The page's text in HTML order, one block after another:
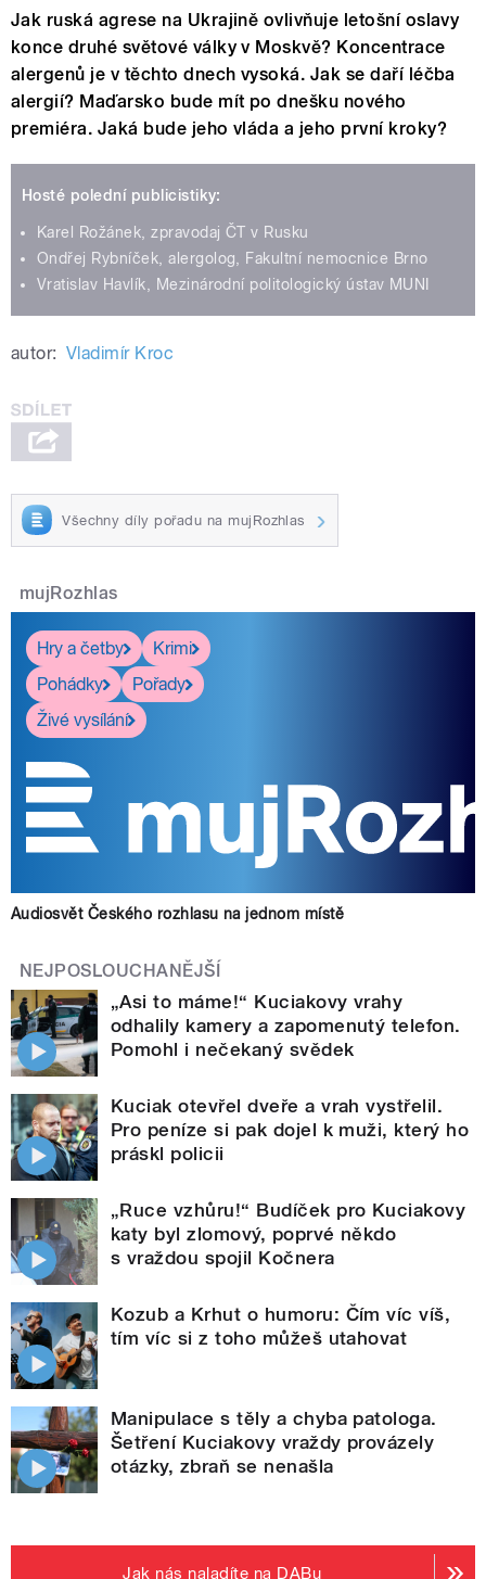
Jak ruská agrese na Ukrajině ovlivňuje letošní oslavy
konce druhé světové války v Moskvě? Koncentrace
alergenů je v těchto dnech vysoká. Jak se daří léčba
alergií? Maďarsko bude mít po dnešku nového
premiéra. Jaká bude jeho vláda a jeho první kroky?
Hosté polední publicistiky:
Karel Rožánek, zpravodaj ČT v Rusku
Ondřej Rybníček, alergolog, Fakultní nemocnice Brno
Vratislav Havlík, Mezinárodní politologický ústav MUNI
autor: Vladimír Kroc
Všechny díly pořadu na mujRozhlas
mujRozhlas
Hry a četby
Krimi
Pohádky
Pořady
Živé vysílání
Audiosvět Českého rozhlasu na jednom místě
NEJPOSLOUCHANĚJŠÍ
„Asi to máme!“ Kuciakovy vrahy
odhalily kamery a zapomenutý telefon.
Pomohl i nečekaný svědek
Kuciak otevřel dveře a vrah vystřelil.
Pro peníze si pak dojel k muži, který ho
práskl policii
„Ruce vzhůru!“ Budíček pro Kuciakovy
katy byl zlomový, poprvé někdo
s vraždou spojil Kočnera
Kozub a Krhut o humoru: Čím víc víš,
tím víc si z toho můžeš utahovat
Manipulace s těly a chyba patologa.
Šetření Kuciakovy vraždy provázely
otázky, zbraň se nenašla
Jak nás naladíte na DABu